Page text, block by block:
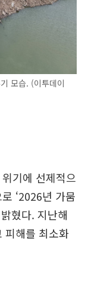
모습. (이투데이
기에 선제적으
‘2026년 가뭄
혔다. 지난해
피해를 최소화